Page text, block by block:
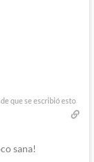
que se escribió esto
sana!